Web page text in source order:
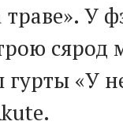
У
сярод
гурты «У